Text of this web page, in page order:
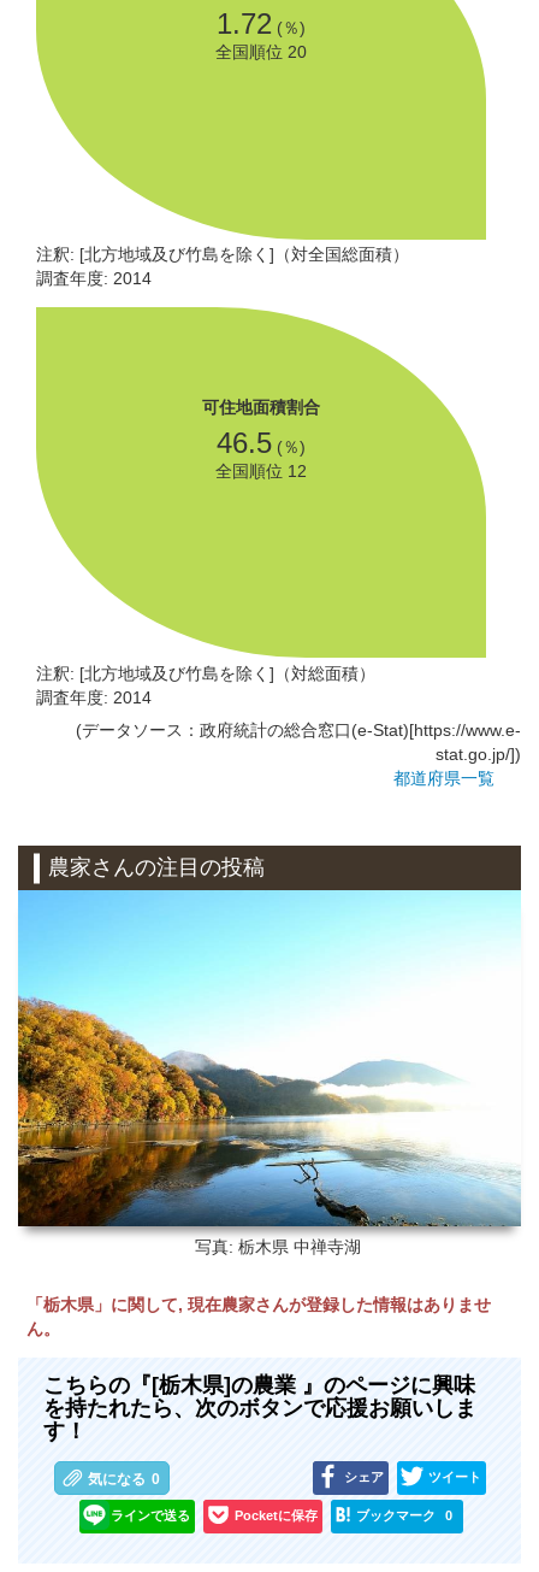
1.72 (％)
全国順位 20
注釈: [北方地域及び竹島を除く]（対全国総面積）
調査年度: 2014
可住地面積割合
46.5 (％)
全国順位 12
注釈: [北方地域及び竹島を除く]（対総面積）
調査年度: 2014
(データソース：政府統計の総合窓口(e-Stat)[https://www.e-
stat.go.jp/])
都道府県一覧
農家さんの注目の投稿
写真: 栃木県 中禅寺湖
「栃木県」に関して, 現在農家さんが登録した情報はありませ
ん。
こちらの『[栃木県]の農業 』のページに興味
を持たれたら、次のボタンで応援お願いしま
す！
気になる 0 シェア ツイート
ラインで送る Pocketに保存 ブックマーク 0